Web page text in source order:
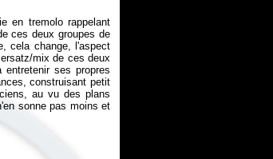
en tremolo rappelant
ces deux groupes de
cela change, l'aspect
mix de ces deux
ses propres
construisant petit
au vu des plans
sonne pas moins et